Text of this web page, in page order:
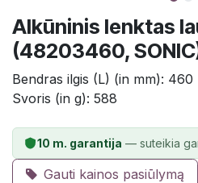
Alkūninis lenktas
(48203460,
Bendras ilgis (L) (in mm): 460
Svoris (in g): 588
10 m. garantija — suteikia
Gauti kainos pasiūlymą